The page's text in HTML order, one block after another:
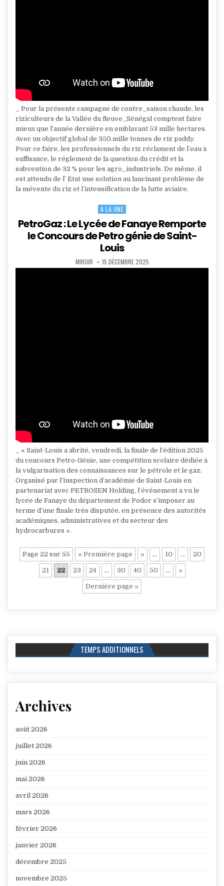
_ Pour la présente campagne de contre_saison chaude, les
riziculteurs de la Vallée du fleuve_Sénégal comptent faire
mieux que l’année dernière en emblavant 53 mille hectares.
Avec un objectif global de 350.mille tonnes de riz paddy.
Pour ce faire, les professionnels du riz réclament de l’eau à
suffisance, le réglement de la question du crédit et la
subvention de 32 % pour les agro_industriels. De même, il
est attendu de l’ Etat une solution au lancinant problème de
la mévente du riz et l’intensification de la lutte aviaire.
Posted
in
A LA UNE
PetroGaz : Le Lycée de Fanaye Remporte
le Concours de Petro génie de Saint-
Louis
AUTHOR:
MIROIR PUBLISHED
DATE:
15 DÉCEMBRE 2025
_ « Saint-Louis a abrité, vendredi, la finale de l’édition 2025
du concours Petro-Génie, une compétition scolaire dédiée à
la vulgarisation des connaissances sur le pétrole et le gaz.
Organisé par l’Inspection d’académie de Saint-Louis en
partenariat avec PETROSEN Holding, l’événement a vu le
lycée de Fanaye du département de Podor s’imposer au
terme d’une finale très disputée, en présence des autorités
académiques, administratives et du secteur des
hydrocarbures ».
Page 22 sur 55 « Première page « … 10 … 20
21 22 23 24 … 30 40 50 … »
Dernière page »
TEMPS ADDITIONNELS
Archives
août 2026
juillet 2026
juin 2026
mai 2026
avril 2026
mars 2026
février 2026
janvier 2026
décembre 2025
novembre 2025